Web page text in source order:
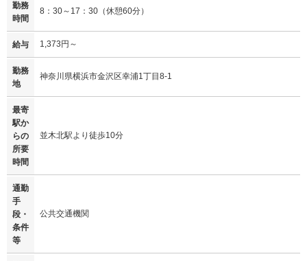
勤務
時間
8：30～17：30（休憩60分）
給与 1,373円～
勤務
地
神奈川県横浜市金沢区幸浦1丁目8-1
最寄
駅か
らの
所要
時間
並木北駅より徒歩10分
通勤
手
段・
条件
等
公共交通機関